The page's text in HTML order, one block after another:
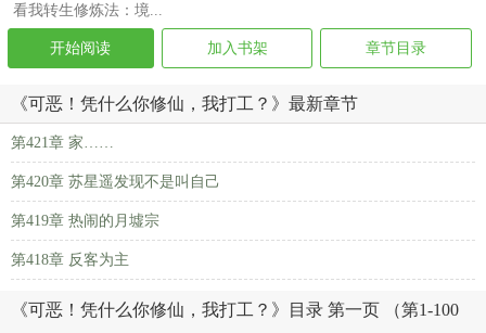
看我转生修炼法：境...
开始阅读 加入书架 章节目录
《可恶！凭什么你修仙，我打工？》最新章节
第421章 家……
第420章 苏星遥发现不是叫自己
第419章 热闹的月墟宗
第418章 反客为主
《可恶！凭什么你修仙，我打工？》目录 第一页 （第1-100